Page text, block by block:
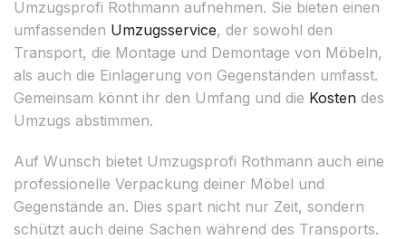
Umzugsprofi Rothmann aufnehmen. Sie bieten einen
umfassenden Umzugsservice, der sowohl den
Transport, die Montage und Demontage von Möbeln,
als auch die Einlagerung von Gegenständen umfasst.
Gemeinsam könnt ihr den Umfang und die Kosten des
Umzugs abstimmen.
Auf Wunsch bietet Umzugsprofi Rothmann auch eine
professionelle Verpackung deiner Möbel und
Gegenstände an. Dies spart nicht nur Zeit, sondern
schützt auch deine Sachen während des Transports.